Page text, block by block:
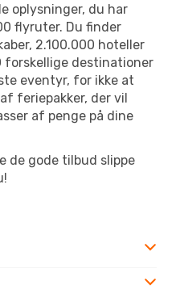
oplysninger, du har
flyruter. Du finder
2.100.000 hoteller
forskellige destinationer
eventyr, for ikke at
feriepakker, der vil
af penge på dine
de gode tilbud slippe